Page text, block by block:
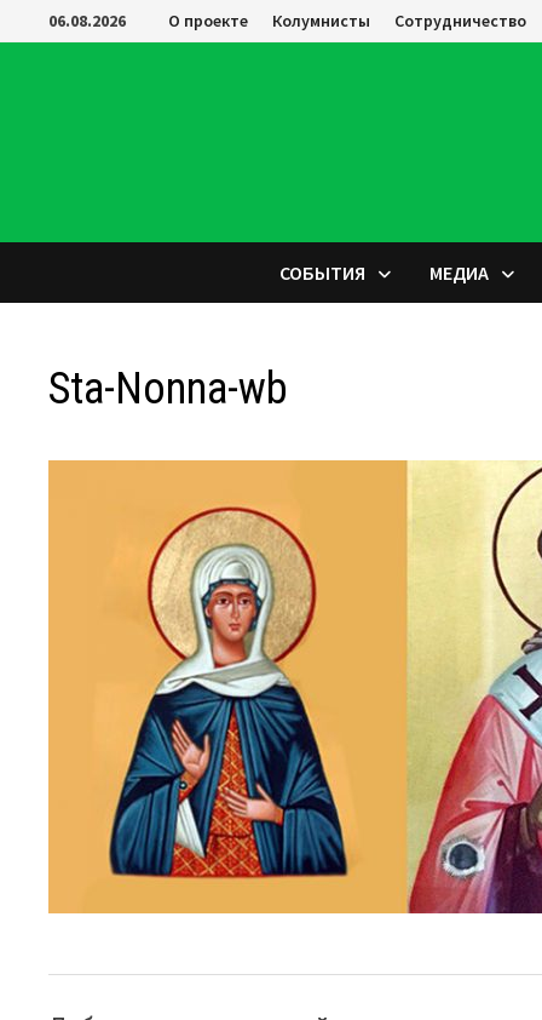
Перейти
к
06.08.2026 О проекте Колумнисты Сотрудничество
СОБЫТИЯ МЕДИА
Sta-Nonna-wb